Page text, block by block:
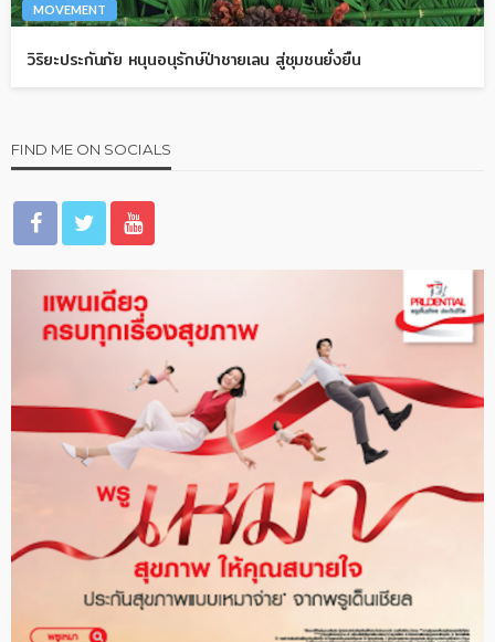
MOVEMENT
วิริยะประกันภัย หนุนอนุรักษ์ป่าชายเลน สู่ชุมชนยั่งยืน
FIND ME ON SOCIALS